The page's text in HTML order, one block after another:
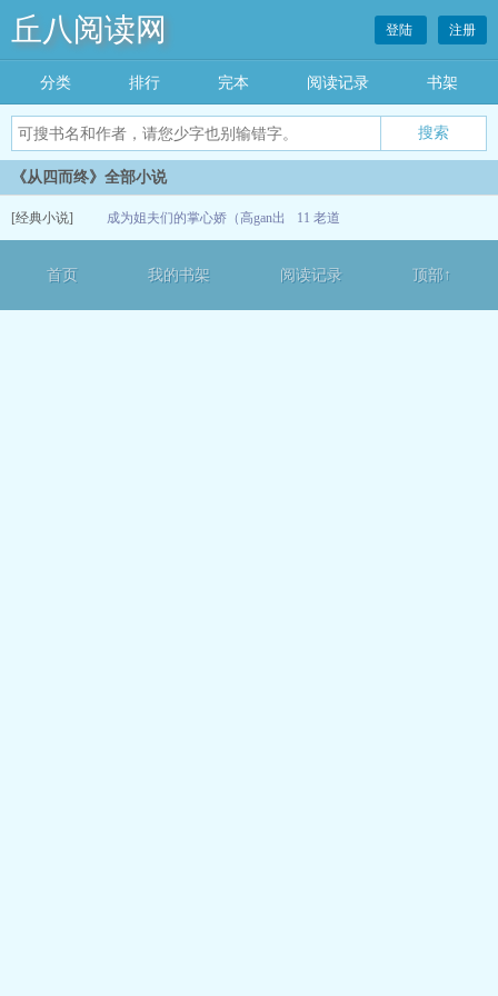
丘八阅读网 登陆 注册
分类 排行 完本 阅读记录 书架
《从四而终》全部小说
[经典小说] 成为姐夫们的掌心娇（高gan出 11 老道
首页 我的书架 阅读记录 顶部↑